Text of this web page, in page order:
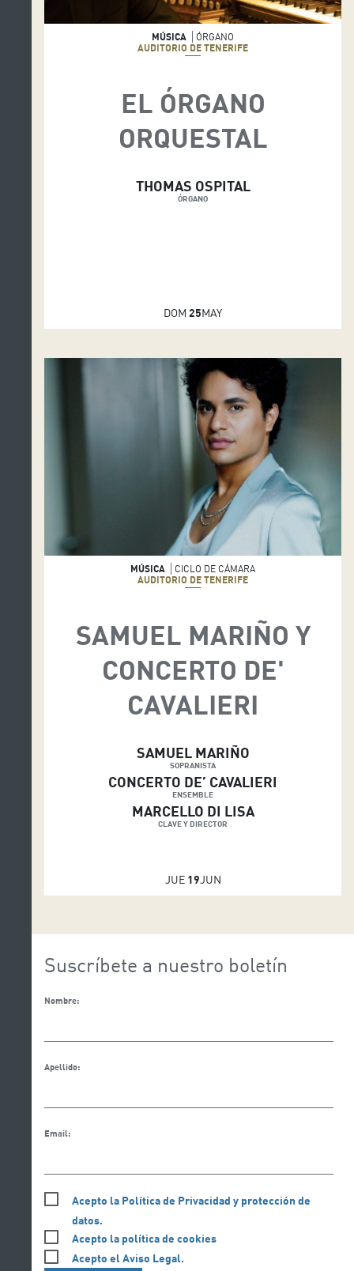
MÚSICA
ÓRGANO
AUDITORIO DE TENERIFE
EL ÓRGANO
ORQUESTAL
THOMAS OSPITAL
ÓRGANO
DOM 25MAY
MÚSICA
CICLO DE CÁMARA
AUDITORIO DE TENERIFE
SAMUEL MARIÑO Y
CONCERTO DE'
CAVALIERI
SAMUEL MARIÑO
SOPRANISTA
CONCERTO DE’ CAVALIERI
ENSEMBLE
MARCELLO DI LISA
CLAVE Y DIRECTOR
JUE 19JUN
Suscríbete a nuestro boletín
Nombre:
Apellido:
Email:
Acepto la Política de Privacidad y protección de
datos.
Acepto la política de cookies
Acepto el Aviso Legal.